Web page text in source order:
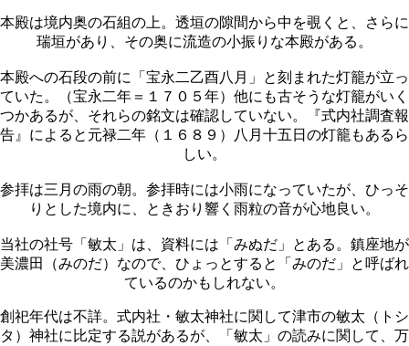
本殿は境内奥の石組の上。透垣の隙間から中を覗くと、さらに
瑞垣があり、その奥に流造の小振りな本殿がある。
本殿への石段の前に「宝永二乙酉八月」と刻まれた灯籠が立っ
ていた。（宝永二年＝１７０５年）他にも古そうな灯籠がいく
つかあるが、それらの銘文は確認していない。『式内社調査報
告』によると元禄二年（１６８９）八月十五日の灯籠もあるら
しい。
参拝は三月の雨の朝。参拝時には小雨になっていたが、ひっそ
りとした境内に、ときおり響く雨粒の音が心地良い。
当社の社号「敏太」は、資料には「みぬだ」とある。鎮座地が
美濃田（みのだ）なので、ひょっとすると「みのだ」と呼ばれ
ているのかもしれない。
創祀年代は不詳。式内社・敏太神社に関して津市の敏太（トシ
タ）神社に比定する説があるが、「敏太」の読みに関して、万